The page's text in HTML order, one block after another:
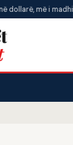
i madhi i këtij viti